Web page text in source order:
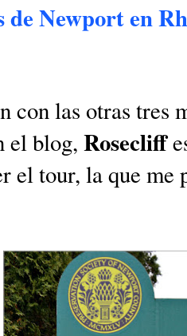
de Newport en
con las otras tres
el blog, Rosecliff
el tour, la que